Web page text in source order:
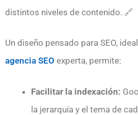
distintos niveles de contenido. 🔗
Un diseño pensado para SEO,
agencia SEO experta, permite:
Facilitar la indexación:
la jerarquía y el tema de